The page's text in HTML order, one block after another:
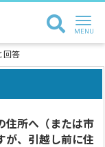
回答
住所へ（または市
が、引越し前に住